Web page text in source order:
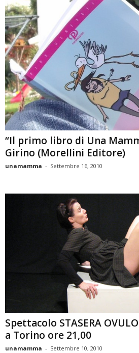
“Il primo libro di Una
Girino (Morellini Editore)
unamamma - Settembre 16, 2010
Spettacolo STASERA
a Torino ore 21,00
unamamma - Settembre 10, 2010